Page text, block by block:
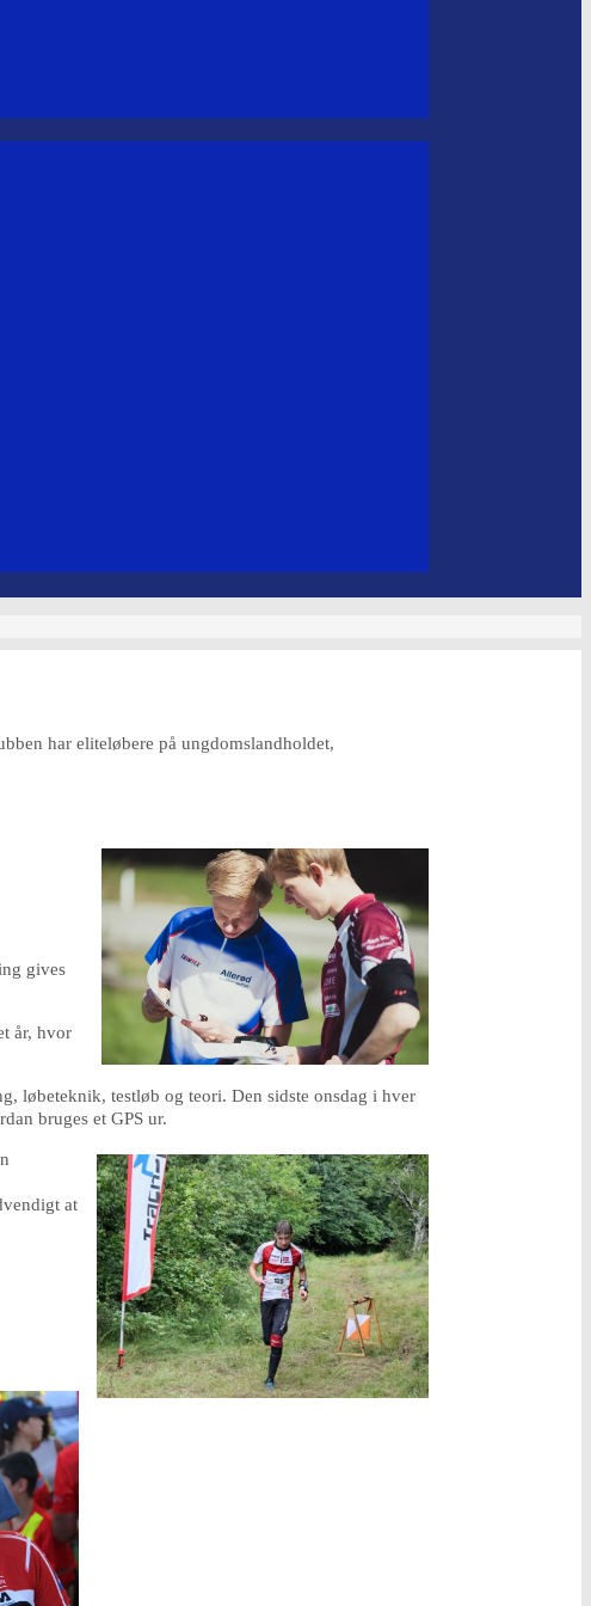
har eliteløbere på ungdomslandholdet,
gives
år, hvor
løbeteknik, testløb og teori. Den sidste onsdag i hver
bruges et GPS ur.
at